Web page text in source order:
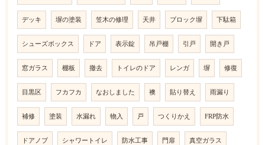
デッキ 塀の塗装 笠木の修理 天井 ブロック塀 下駄箱
シューズボックス ドア 表示錠 吊戸棚 引戸 開き戸
窓ガラス 棚板 撤去 トイレのドア レンガ 塀 修復
目黒区 フカフカ なおしました 襖 貼り替え 雨漏り
補修 塗装 水漏れ 物入 戸 つくりかえ FRP防水
ドアノブ シャワートイレ 防水工事 門扉 真空ガラス